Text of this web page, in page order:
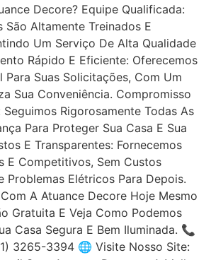
Decore? Equipe Qualificada:
São Altamente Treinados E
Um Serviço De Alta Qualidade
Rápido E Eficiente: Oferecemos
Para Suas Solicitações, Com Um
Sua Conveniência. Compromisso
Seguimos Rigorosamente Todas As
Para Proteger Sua Casa E Sua
E Transparentes: Fornecemos
E Competitivos, Sem Custos
Problemas Elétricos Para Depois.
A Atuance Decore Hoje Mesmo
Gratuita E Veja Como Podemos
Casa Segura E Bem Iluminada. 📞
3265-3394 🌐 Visite Nosso Site: